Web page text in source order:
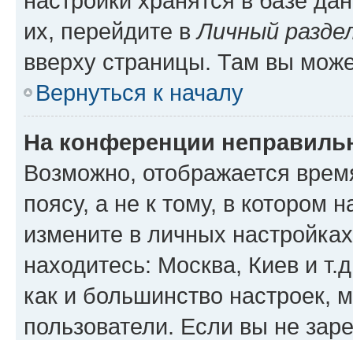
их, перейдите вЛичный
вверху страницы. Там вы
Вернуться к началу
На конференции
Возможно, отображается
поясу, а не к тому, в котором
измените в личных
находитесь: Москва, Киев и
как и большинство настроек,
пользователи. Если вы не